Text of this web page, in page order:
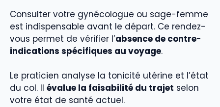
Consulter votre gynécologue ou sage-femme
est indispensable avant le départ. Ce rendez-
vous permet de vérifier l’absence de contre-
indications spécifiques au voyage.
Le praticien analyse la tonicité utérine et l’état
du col. Il évalue la faisabilité du trajet selon
votre état de santé actuel.